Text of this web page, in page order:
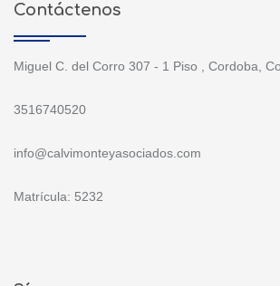
Contáctenos
Miguel C. del Corro 307 - 1 Piso , Cordoba,
3516740520
info@calvimonteyasociados.com
Matrícula: 5232